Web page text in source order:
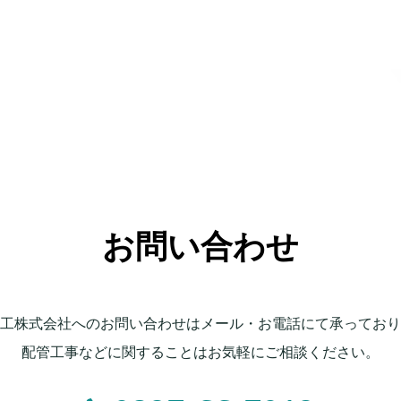
お問い合わせ
株式会社へのお問い合わせはメール・お電話にて承ってお
配管工事などに関することはお気軽にご相談ください。